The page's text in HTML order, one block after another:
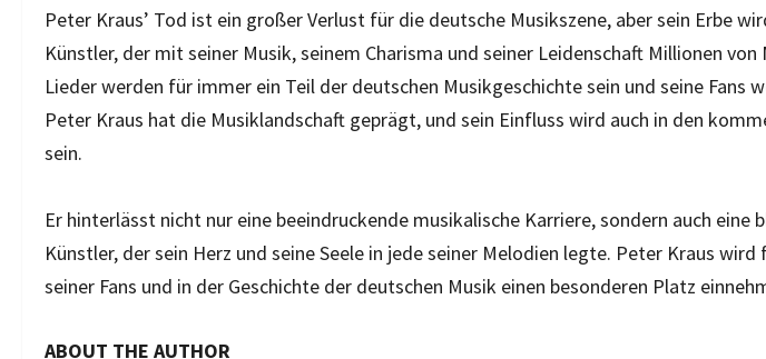
Peter Kraus’ Tod ist ein großer Verlust für die deutsche Musikszene, aber sein Erbe
Künstler, der mit seiner Musik, seinem Charisma und seiner Leidenschaft Millionen von
Lieder werden für immer ein Teil der deutschen Musikgeschichte sein und seine Fans
Peter Kraus hat die Musiklandschaft geprägt, und sein Einfluss wird auch in den
sein.
Er hinterlässt nicht nur eine beeindruckende musikalische Karriere, sondern auch eine
Künstler, der sein Herz und seine Seele in jede seiner Melodien legte. Peter Kraus
seiner Fans und in der Geschichte der deutschen Musik einen besonderen Platz
ABOUT THE AUTHOR